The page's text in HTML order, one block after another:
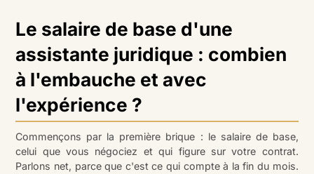
Le salaire de base d'une
assistante juridique : combien
à l'embauche et avec
l'expérience ?
Commençons par la première brique : le salaire de base,
celui que vous négociez et qui figure sur votre contrat.
Parlons net, parce que c'est ce qui compte à la fin du mois.